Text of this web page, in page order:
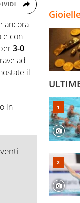
ancora
e con
3-0
ad
il
in